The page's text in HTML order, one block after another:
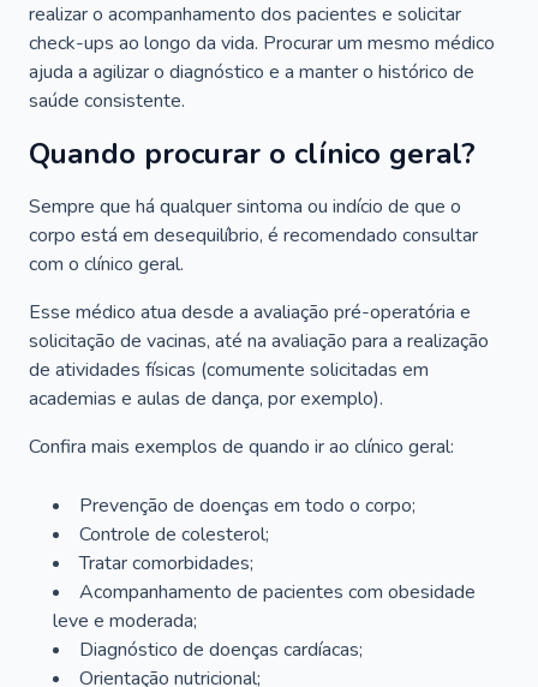
realizar o acompanhamento dos pacientes e solicitar
check-ups ao longo da vida. Procurar um mesmo médico
ajuda a agilizar o diagnóstico e a manter o histórico de
saúde consistente.
Quando procurar o clínico geral?
Sempre que há qualquer sintoma ou indício de que o
corpo está em desequilíbrio, é recomendado consultar
com o clínico geral.
Esse médico atua desde a avaliação pré-operatória e
solicitação de vacinas, até na avaliação para a realização
de atividades físicas (comumente solicitadas em
academias e aulas de dança, por exemplo).
Confira mais exemplos de quando ir ao clínico geral:
Prevenção de doenças em todo o corpo;
Controle de colesterol;
Tratar comorbidades;
Acompanhamento de pacientes com obesidade
leve e moderada;
Diagnóstico de doenças cardíacas;
Orientação nutricional;